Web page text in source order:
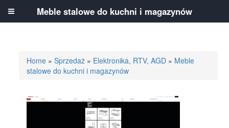
Home »Sprzedaż » Elektronika, RTV, AGD » Meble
stalowe do kuchni i magazynów
Meble stalowe do kuchni i magazynów